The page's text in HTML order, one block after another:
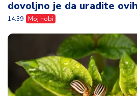
dovoljno je da uradite
14:39 Moj hobi